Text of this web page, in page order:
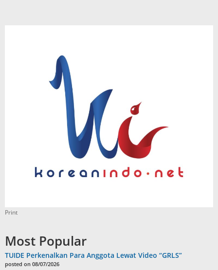
Print
Most Popular
TUIDE Perkenalkan Para Anggota Lewat Video “GRLS”
posted on 08/07/2026